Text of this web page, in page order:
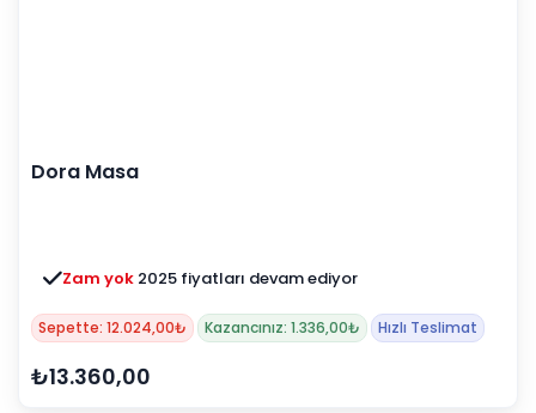
Dora Masa
Zam yok 2025 fiyatları devam ediyor
Sepette: 12.024,00₺ Kazancınız: 1.336,00₺ Hızlı Teslimat
₺13.360,00